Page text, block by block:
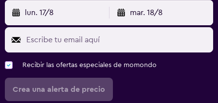
lun. 17/8 mar. 18/8
Recibir las ofertas especiales de momondo
Crea una alerta de precio